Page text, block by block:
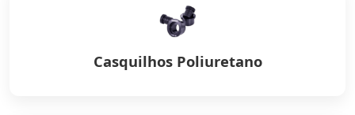
Casquilhos Poliuretano